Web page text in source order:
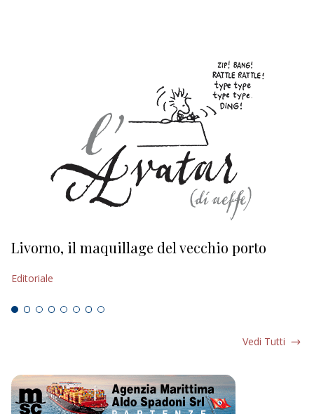
Livorno, il maquillage del vecchio porto
Editoriale
Vedi Tutti